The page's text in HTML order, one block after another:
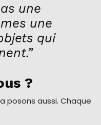
une
une
qui
?
posons aussi. Chaque